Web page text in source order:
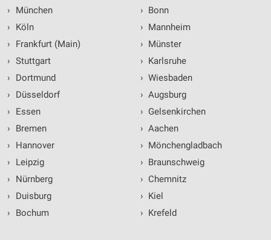
›
München
›
Köln
›
Frankfurt (Main)
› Stuttgart
›
Dortmund
›
Düsseldorf
›
Essen
›
Bremen
›
Hannover
›
Leipzig
›
Nürnberg
›
Duisburg
›
Bochum
› Bonn
› Mannheim
› Münster
› Karlsruhe
› Wiesbaden
› Augsburg
› Gelsenkirchen
› Aachen
› Mönchengladbach
› Braunschweig
› Chemnitz
› Kiel
› Krefeld